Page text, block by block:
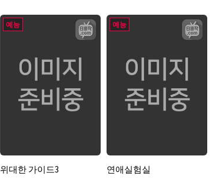
예능
위대한 가이드3
예능
연애실험실